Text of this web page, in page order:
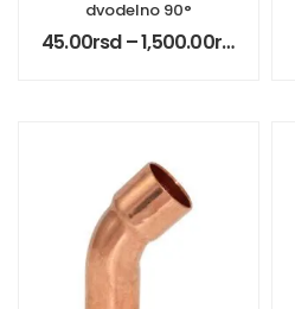
dvodelno 90°
45.00rsd–1,500.00rsd